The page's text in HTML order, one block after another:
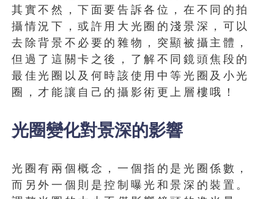
其實不然，下面要告訴各位，在不同的拍
攝情況下，或許用大光圈的淺景深，可以
去除背景不必要的雜物，突顯被攝主體，
但過了這關卡之後，了解不同鏡頭焦段的
最佳光圈以及何時該使用中等光圈及小光
圈，才能讓自己的攝影術更上層樓哦！
光圈變化對景深的影響
光圈有兩個概念，一個指的是光圈係數，
而另外一個則是控制曝光和景深的裝置。